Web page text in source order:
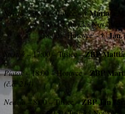
Streda– 16:00 – Tušice –†Mária a
17:00 – Tušická Nová Ves –
18:00 – Horovce –† Ján
Štvrtok– 17:00 – Tušice –ZBP
Piatok– 18:00 – Horovce –ZBP
(č.d. 214)
Nedeľa– 8:00 – Tušice –ZBP Ján 75r.